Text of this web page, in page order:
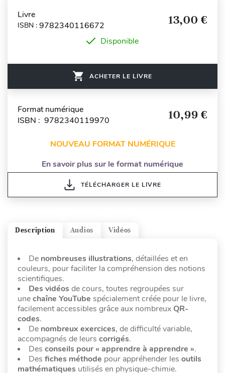
Livre
ISBN : 9782340116672 13,00 €
Disponible
ACHETER LE LIVRE
Format numérique
ISBN : 9782340119970
10,99 €
NOUVEAU FORMAT NUMÉRIQUE
En savoir plus sur le format numérique
TÉLÉCHARGER LE LIVRE
Vidéos
Audios
Description
De nombreuses illustrations, détaillées et en
couleurs, pour faciliter la compréhension des notions
scientifiques.
Des vidéos de cours, toutes regroupées sur
unechaîne YouTube spécialement créée pour le livre,
facilement accessibles grâce aux nombreux QR-
codes.
De nombreux exercices, de difficulté variable,
accompagnés de leurs corrigés.
Des conseils pour « apprendre à apprendre ».
Des fiches méthode pour appréhender les outils
mathématiques utilisés en physique-chimie.